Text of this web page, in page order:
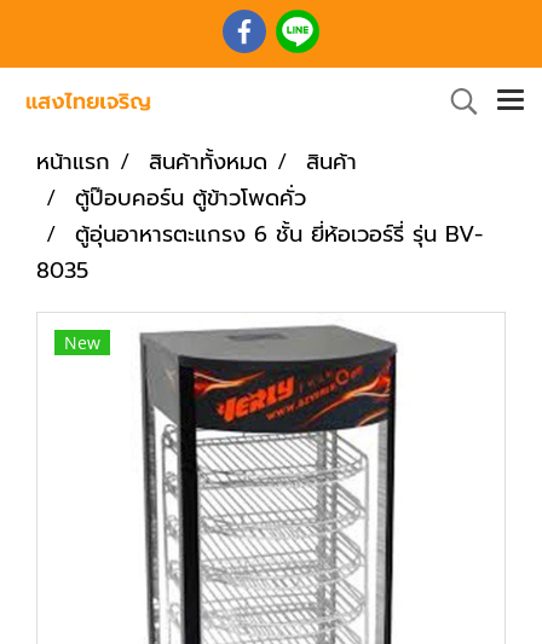
หน้าแรก สินค้าทั้งหมด
สินค้า
ตู้ป๊อบคอร์น ตู้ข้าวโพดคั่ว
ตู้อุ่นอาหารตะแกรง 6 ชั้น ยี่ห้อเวอร์รี่ รุ่น BV-
8035
New